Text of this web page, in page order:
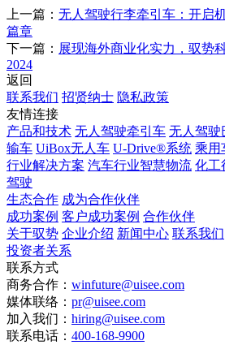
上一篇： 无人驾驶行李牵引车：开启
篇章
下一篇： 展现海外商业化实力，驭势
2024
返回
联系我们 招贤纳士 隐私政策
友情连接
产品和技术 无人驾驶牵引车 无人驾驶
输车 UiBox无人车 U-Drive®系统 乘用
行业解决方案 汽车行业智慧物流 化工
驾驶
生态合作 成为合作伙伴
成功案例 客户成功案例 合作伙伴
关于驭势 企业介绍 新闻中心 联系我们
投资者关系
联系方式
商务合作： winfuture@uisee.com
媒体联络： pr@uisee.com
加入我们： hiring@uisee.com
联系电话： 400-168-9900